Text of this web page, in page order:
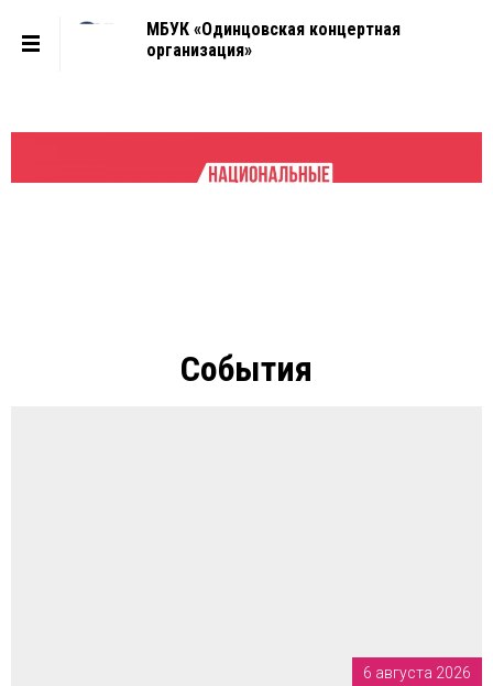
МБУК «Одинцовская концертная
организация»
События
6 августа 2026